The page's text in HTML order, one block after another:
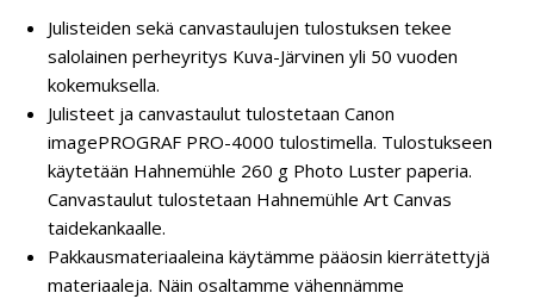
Julisteiden sekä canvastaulujen tulostuksen tekee
salolainen perheyritys Kuva-Järvinen yli 50 vuoden
kokemuksella.
Julisteet ja canvastaulut tulostetaan Canon
imagePROGRAF PRO-4000 tulostimella. Tulostukseen
käytetään Hahnemühle 260 g Photo Luster paperia.
Canvastaulut tulostetaan Hahnemühle Art Canvas
taidekankaalle.
Pakkausmateriaaleina käytämme pääosin kierrätettyjä
materiaaleja. Näin osaltamme vähennämme